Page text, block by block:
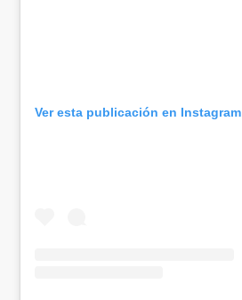
Ver esta publicación en Instagram